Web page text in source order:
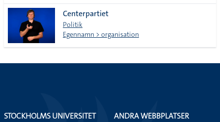
Centerpartiet
Politik
Egennamn > organisation
STOCKHOLMS UNIVERSITET
ANDRA WEBBPLATSER